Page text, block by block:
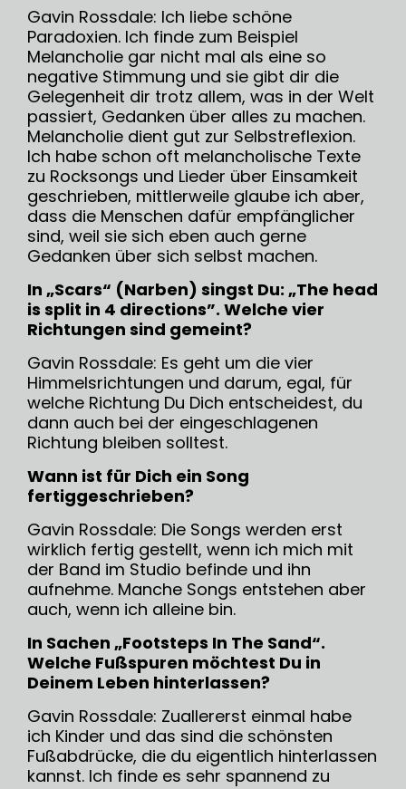
Gavin Rossdale: Ich liebe schöne
Paradoxien. Ich finde zum Beispiel
Melancholie gar nicht mal als eine so
negative Stimmung und sie gibt dir die
Gelegenheit dir trotz allem, was in der Welt
passiert, Gedanken über alles zu machen.
Melancholie dient gut zur Selbstreflexion.
Ich habe schon oft melancholische Texte
zu Rocksongs und Lieder über Einsamkeit
geschrieben, mittlerweile glaube ich aber,
dass die Menschen dafür empfänglicher
sind, weil sie sich eben auch gerne
Gedanken über sich selbst machen.
In „Scars“ (Narben) singst Du: „The head
is split in 4 directions”. Welche vier
Richtungen sind gemeint?
Gavin Rossdale: Es geht um die vier
Himmelsrichtungen und darum, egal, für
welche Richtung Du Dich entscheidest, du
dann auch bei der eingeschlagenen
Richtung bleiben solltest.
Wann ist für Dich ein Song
fertiggeschrieben?
Gavin Rossdale: Die Songs werden erst
wirklich fertig gestellt, wenn ich mich mit
der Band im Studio befinde und ihn
aufnehme. Manche Songs entstehen aber
auch, wenn ich alleine bin.
In Sachen „Footsteps In The Sand“.
Welche Fußspuren möchtest Du in
Deinem Leben hinterlassen?
Gavin Rossdale: Zuallererst einmal habe
ich Kinder und das sind die schönsten
Fußabdrücke, die du eigentlich hinterlassen
kannst. Ich finde es sehr spannend zu